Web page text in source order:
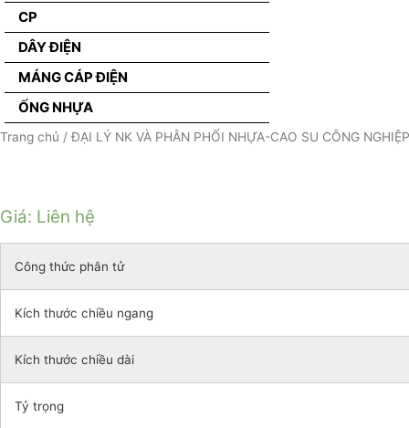
CP
DÂY ĐIỆN
MÁNG CÁP ĐIỆN
ỐNG NHỰA
Trang chủ /ĐẠI LÝ NK VÀ PHÂN PHỐI NHỰA-CAO SU CÔNG NGHIỆP
Giá: Liên hệ
Công thức phân tử
Kích thước chiều ngang
Kích thước chiều dài
Tỷ trọng